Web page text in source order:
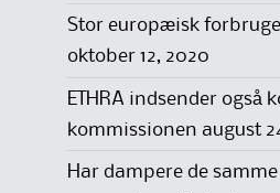
Stor europæisk
oktober 12, 2020
ETHRA indsender også
kommissionen august
Har dampere de samme